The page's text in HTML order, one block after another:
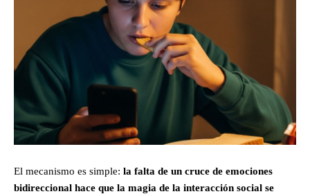
El mecanismo es simple: la falta de un cruce de emociones
bidireccional hace que la magia de la interacción social se